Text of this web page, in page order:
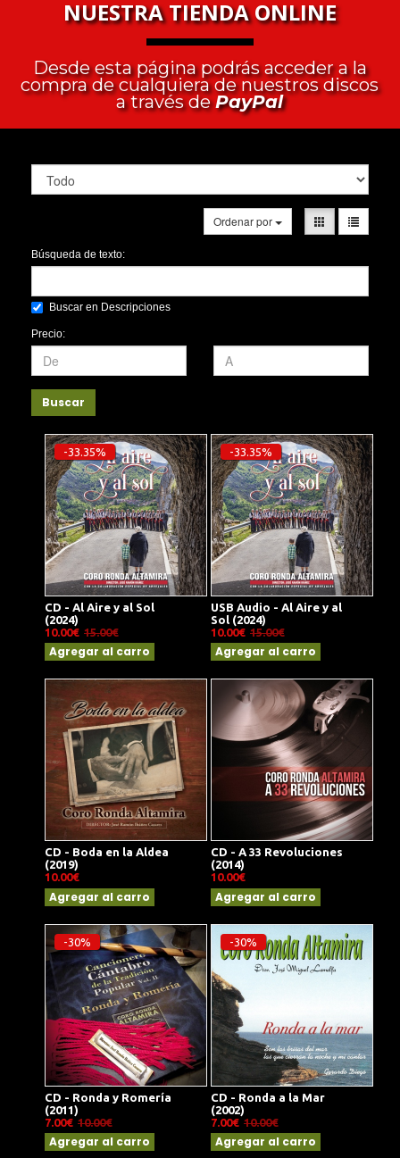
NUESTRA TIENDA ONLINE
Desde esta página podrás acceder a la
compra de cualquiera de nuestros discos
a través dePayPal
Ordenar por
Búsqueda de texto:
Buscar en Descripciones
Precio:
Buscar
-33.35%
CD - Al Aire y al Sol
(2024)
10.00€ 15.00€
Agregar al carro
-33.35%
USB Audio - Al Aire y al
Sol (2024)
10.00€ 15.00€
Agregar al carro
CD - Boda en la Aldea
(2019)
10.00€
Agregar al carro
CD - A 33 Revoluciones
(2014)
10.00€
Agregar al carro
-30%
CD - Ronda y Romería
(2011)
7.00€ 10.00€
Agregar al carro
-30%
CD - Ronda a la Mar
(2002)
7.00€ 10.00€
Agregar al carro